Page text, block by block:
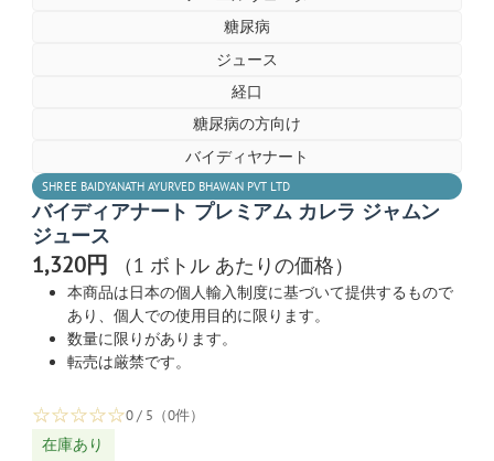
糖尿病
ジュース
経口
糖尿病の方向け
バイディヤナート
SHREE BAIDYANATH AYURVED BHAWAN PVT LTD
バイディアナート プレミアム カレラ ジャムン
ジュース
1,320円 （1 ボトル あたりの価格）
本商品は日本の個人輸入制度に基づいて提供するもので
あり、個人での使用目的に限ります。
数量に限りがあります。
転売は厳禁です。
☆☆☆☆☆0 / 5（0件）
在庫あり